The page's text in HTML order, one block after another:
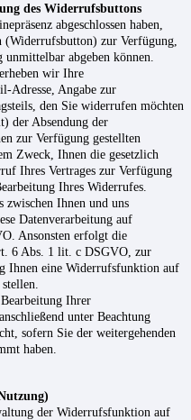
des Widerrufsbuttons
abgeschlossen haben,
zur Verfügung,
abgeben können.
wir Ihre
Adresse, Angabe zur
den Sie widerrufen möchten
der Absendung der
zur Verfügung gestellten
Zweck, Ihnen die gesetzlich
Ihres Vertrages zur Verfügung
Ihres Widerrufes.
zwischen Ihnen und uns
Datenverarbeitung auf
Ansonsten erfolgt die
6 Abs. 1 lit. c DSGVO, zur
Ihnen eine Widerrufsfunktion auf
Ihrer
unter Beachtung
sofern Sie der weitergehenden
haben.
der Widerrufsfunktion auf